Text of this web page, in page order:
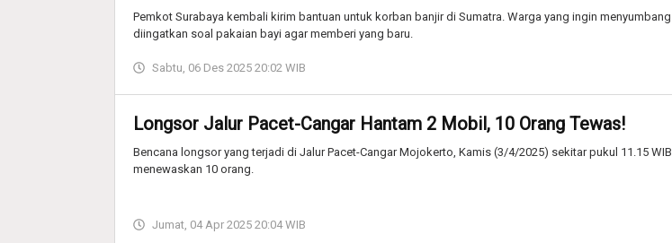
Pemkot Surabaya kembali kirim bantuan untuk korban banjir di Sumatra. Warga yang ingin menyumbang
diingatkan soal pakaian bayi agar memberi yang baru.
Sabtu, 06 Des 2025 20:02 WIB
Longsor Jalur Pacet-Cangar Hantam 2 Mobil, 10 Orang Tewas!
Bencana longsor yang terjadi di Jalur Pacet-Cangar Mojokerto, Kamis (3/4/2025) sekitar pukul 11.15 WIB
menewaskan 10 orang.
Jumat, 04 Apr 2025 20:04 WIB